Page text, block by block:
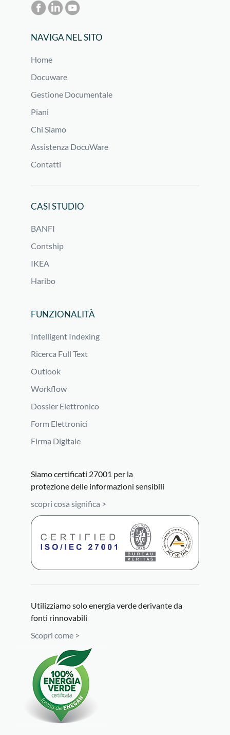
NAVIGA NEL SITO
Home
Docuware
Gestione Documentale
Piani
Chi Siamo
Assistenza DocuWare
Contatti
CASI STUDIO
BANFI
Contship
IKEA
Haribo
FUNZIONALITÀ
Intelligent Indexing
Ricerca Full Text
Outlook
Workflow
Dossier Elettronico
Form Elettronici
Firma Digitale
Siamo certificati 27001 per la
protezione delle informazioni sensibili
scopri cosa significa >
Utilizziamo solo energia verde derivante da
fonti rinnovabili
Scopri come >